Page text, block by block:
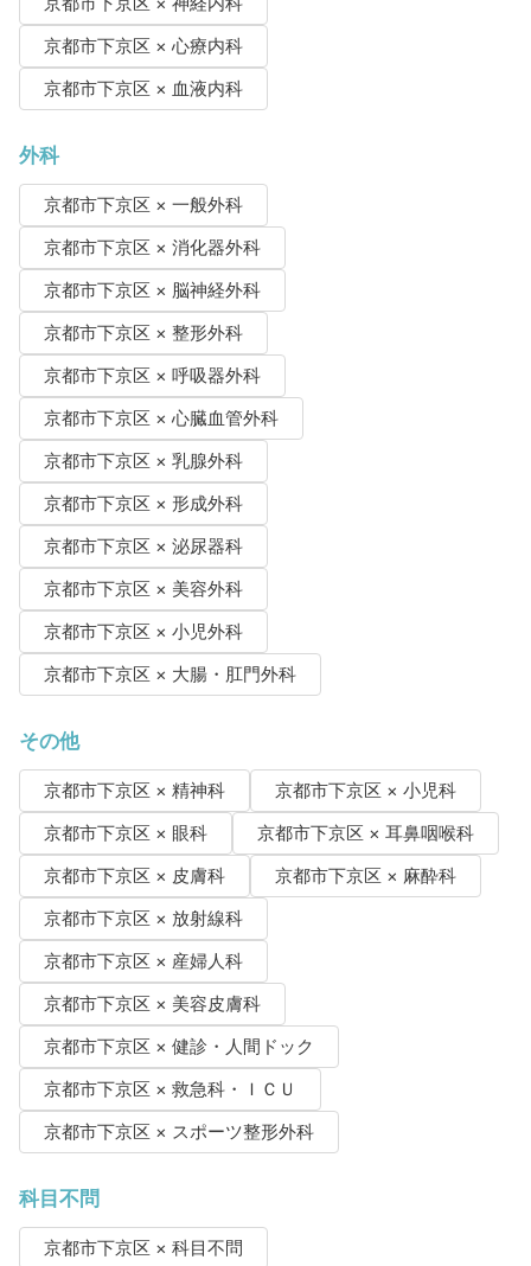
京都市下京区 × 心療内科
京都市下京区 × 血液内科
外科
京都市下京区 × 一般外科
京都市下京区 × 消化器外科
京都市下京区 × 脳神経外科
京都市下京区 × 整形外科
京都市下京区 × 呼吸器外科
京都市下京区 × 心臓血管外科
京都市下京区 × 乳腺外科
京都市下京区 × 形成外科
京都市下京区 × 泌尿器科
京都市下京区 × 美容外科
京都市下京区 × 小児外科
京都市下京区 × 大腸・肛門外科
その他
京都市下京区 × 精神科
京都市下京区 × 小児科
京都市下京区 × 眼科
京都市下京区 × 耳鼻咽喉科
京都市下京区 × 皮膚科
京都市下京区 × 麻酔科
京都市下京区 × 放射線科
京都市下京区 × 産婦人科
京都市下京区 × 美容皮膚科
京都市下京区 × 健診・人間ドック
京都市下京区 × 救急科・ＩＣＵ
京都市下京区 × スポーツ整形外科
科目不問
京都市下京区 × 科目不問